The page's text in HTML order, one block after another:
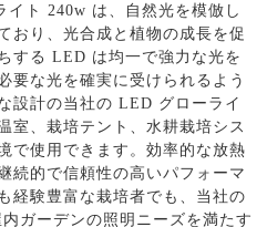
ト 240w は、自然光を模倣し
おり、光合成と植物の成長を促
する LED は均一で強力な光を
要な光を確実に受けられるよう
設計の当社の LED グローライ
室、栽培テント、水耕栽培シス
で使用できます。効率的な放熱
続的で信頼性の高いパフォーマ
経験豊富な栽培者でも、当社の
ガーデンの照明ニーズを満たす